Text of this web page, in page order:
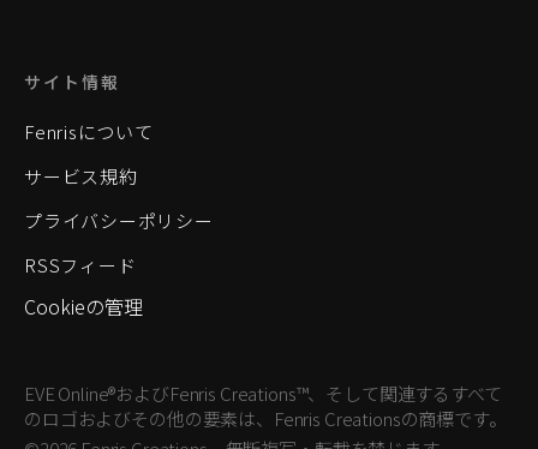
サイト情報
Fenrisについて
サービス規約
プライバシーポリシー
RSSフィード
Cookieの管理
EVE Online®およびFenris Creations™、そして関連するすべて
のロゴおよびその他の要素は、Fenris Creationsの商標です。